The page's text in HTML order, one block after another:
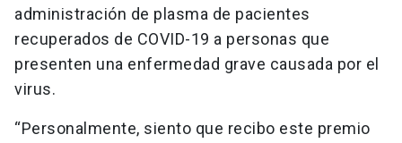
administración de plasma de pacientes
recuperados de COVID-19 a personas que
presenten una enfermedad grave causada por el
virus.
“Personalmente, siento que recibo este premio